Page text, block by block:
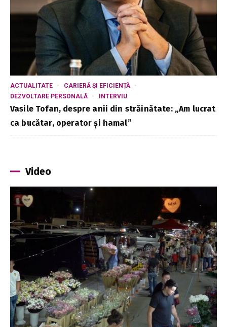
ACTUALITATE
CARIERĂ ȘI EFICIENȚĂ
DEZVOLTARE PERSONALĂ
INTERVIU
Vasile Tofan, despre anii din străinătate: „Am lucrat
ca bucătar, operator și hamal”
Video